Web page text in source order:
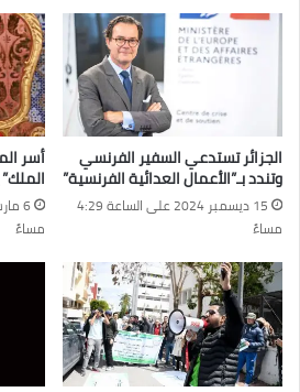
الجزائر تستدعي السفير الفرنسي
وتندد بـ”الأعمال العدائية الفرنسية”
15 ديسمبر 2024 على الساعة 4:29
مساءً
أسر
مساءً